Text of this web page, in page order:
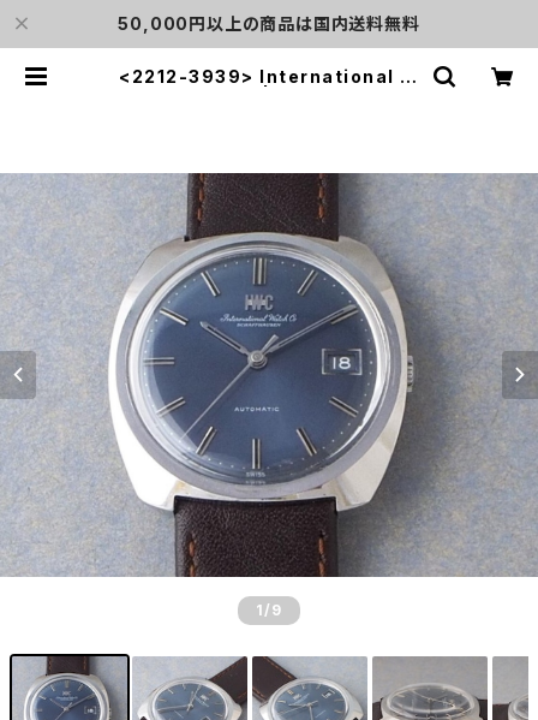
50,000円以上の商品は国内送料無料
<2212-3939> International W
1 /9